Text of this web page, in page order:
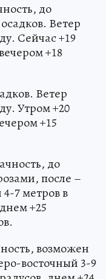
до
Ветер
Сейчас +19
+18
Ветер
Утром +20
+15
до
после –
7 метров в
+25
возможен
восточный 3-9